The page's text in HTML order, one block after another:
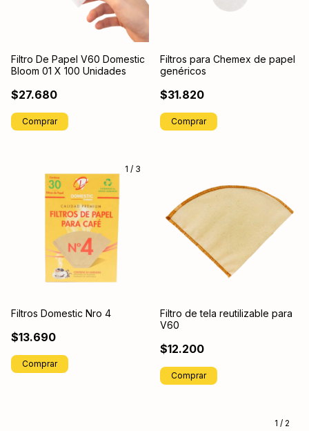
Filtro De Papel V60 Domestic
Bloom 01 X 100 Unidades
$27.680
Filtros para Chemex de papel
genéricos
$31.820
Comprar
1 / 3
Filtros Domestic Nro 4
$13.690
Comprar
Filtro de tela reutilizable para
V60
$12.200
1 / 2